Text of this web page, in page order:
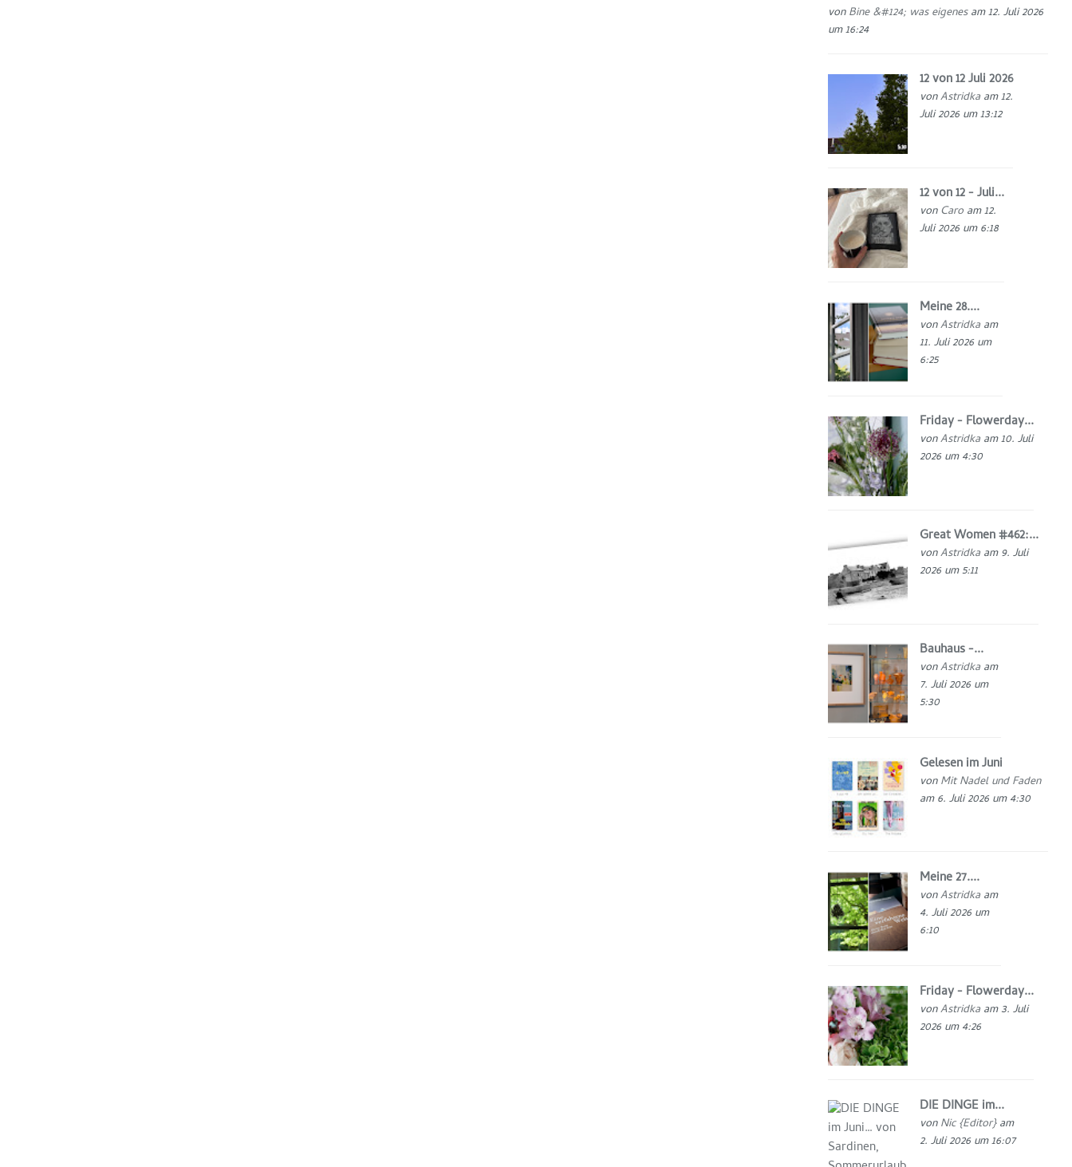
vonBine &#124; was eigenesam 12. Juli 2026
um 16:24
12 von 12 Juli 2026
vonAstridka am 12.
Juli 2026 um 13:12
12 von 12 - Juli...
vonCaro am 12.
Juli 2026 um 6:18
Meine 28....
vonAstridka am
11. Juli 2026 um
6:25
Friday - Flowerday...
vonAstridka am 10. Juli
2026 um 4:30
Great Women #462:...
vonAstridka am 9. Juli
2026 um 5:11
Bauhaus -...
vonAstridka am
7. Juli 2026 um
5:30
Gelesen im Juni
vonMit Nadel und Faden
am 6. Juli 2026 um 4:30
Meine 27....
vonAstridka am
4. Juli 2026 um
6:10
Friday - Flowerday...
vonAstridka am 3. Juli
2026 um 4:26
DIE DINGE im...
vonNic {Editor}am
2. Juli 2026 um 16:07